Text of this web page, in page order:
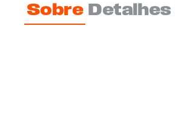
Sobre Detalhes